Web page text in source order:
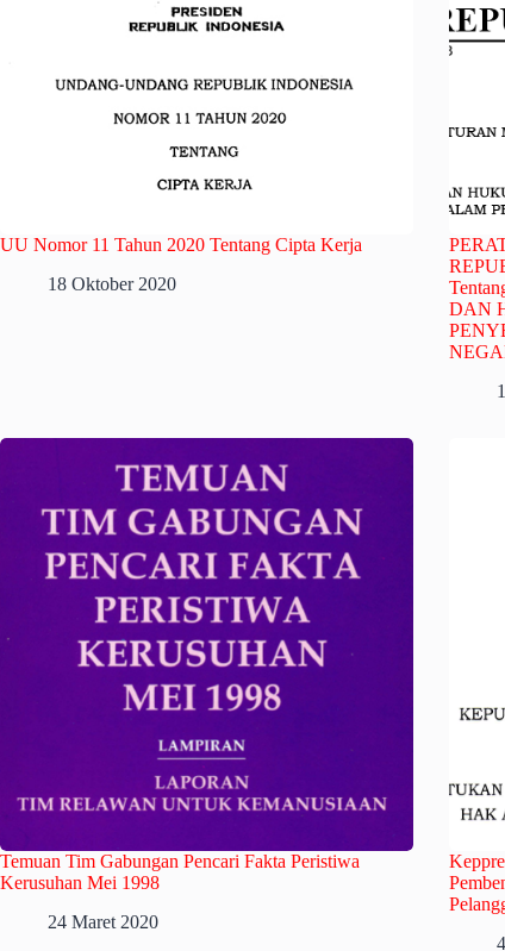
UU Nomor 11 Tahun 2020 Tentang Cipta Kerja
18 Oktober 2020
DAN
Temuan Tim Gabungan Pencari Fakta Peristiwa
Kerusuhan Mei 1998
24 Maret 2020